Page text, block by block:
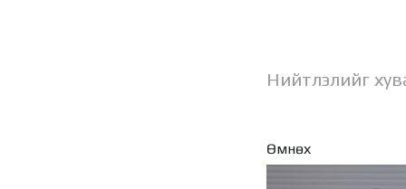
Нийтлэлийг
Өмнөх